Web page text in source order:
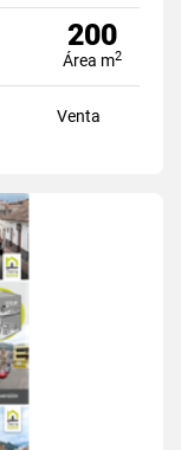
200
Área m2
Venta